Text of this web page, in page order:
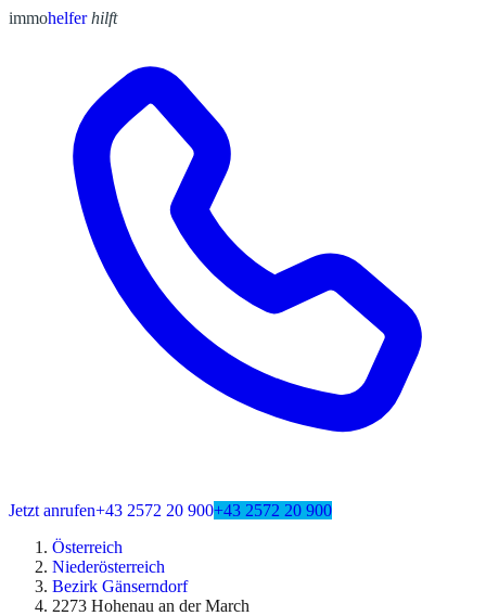
immohelfer hilft
Jetzt anrufen+43 2572 20 900+43 2572 20 900
Österreich
Niederösterreich
Bezirk Gänserndorf
2273 Hohenau an der March